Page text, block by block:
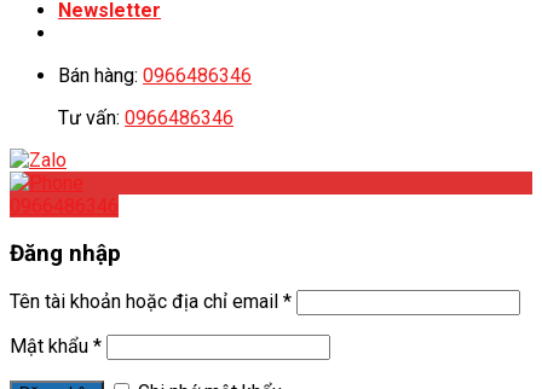
Newsletter
Bán hàng: 0966486346
Tư vấn: 0966486346
0966486346
Đăng nhập
Tên tài khoản hoặc địa chỉ email *
Mật khẩu *